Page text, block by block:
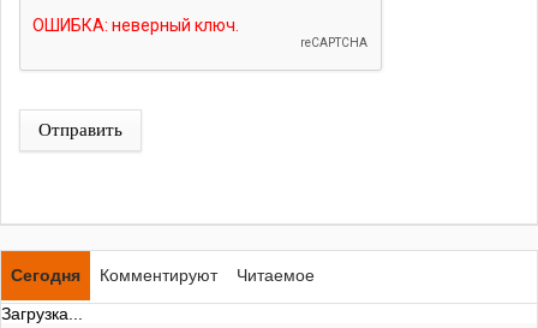
Отправить
Сегодня Комментируют
Читаемое
Загрузка...